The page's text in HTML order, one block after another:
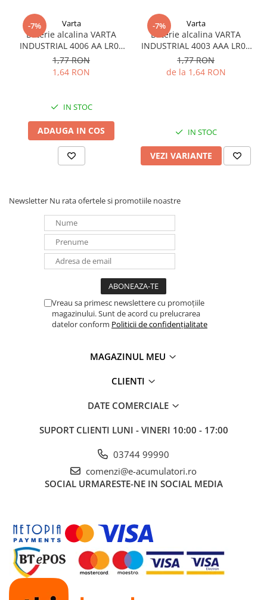
Cablu de date si Adaptoare
Solutii solare portabile
Lichidare de stoc
Invertoare
Sisteme de prindere
Statii de incarcare EV
Pompe de caldura
-7% Varta
Baterie alcalina VARTA
INDUSTRIAL 4006 AA LR06
1.5V bulk
1,77 RON
1,64 RON
IN STOC
ADAUGA IN COS
-7% Varta
Baterie alcalina VARTA
INDUSTRIAL 4003 AAA LR03
1.5V
1,77 RON
de la 1,64 RON
IN STOC
VEZI VARIANTE
Newsletter Nu rata ofertele si promotiile noastre
Vreau sa primesc newslettere cu promoțiile
magazinului. Sunt de acord cu prelucrarea
datelor conform Politicii de confidențialitate
MAGAZINUL MEU
CLIENTI
DATE COMERCIALE
SUPORT CLIENTI LUNI - VINERI 10:00 - 17:00
03744 99990
comenzi@e-acumulatori.ro
SOCIAL URMARESTE-NE IN SOCIAL MEDIA